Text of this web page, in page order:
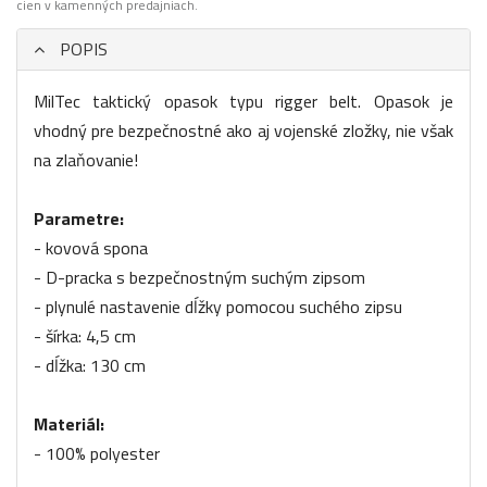
cien v kamenných predajniach.
POPIS
MilTec taktický opasok typu rigger belt. Opasok je
vhodný pre bezpečnostné ako aj vojenské zložky, nie však
na zlaňovanie!
Parametre:
- kovová spona
- D-pracka s bezpečnostným suchým zipsom
- plynulé nastavenie dĺžky pomocou suchého zipsu
- šírka: 4,5 cm
- dĺžka: 130 cm
Materiál:
- 100% polyester